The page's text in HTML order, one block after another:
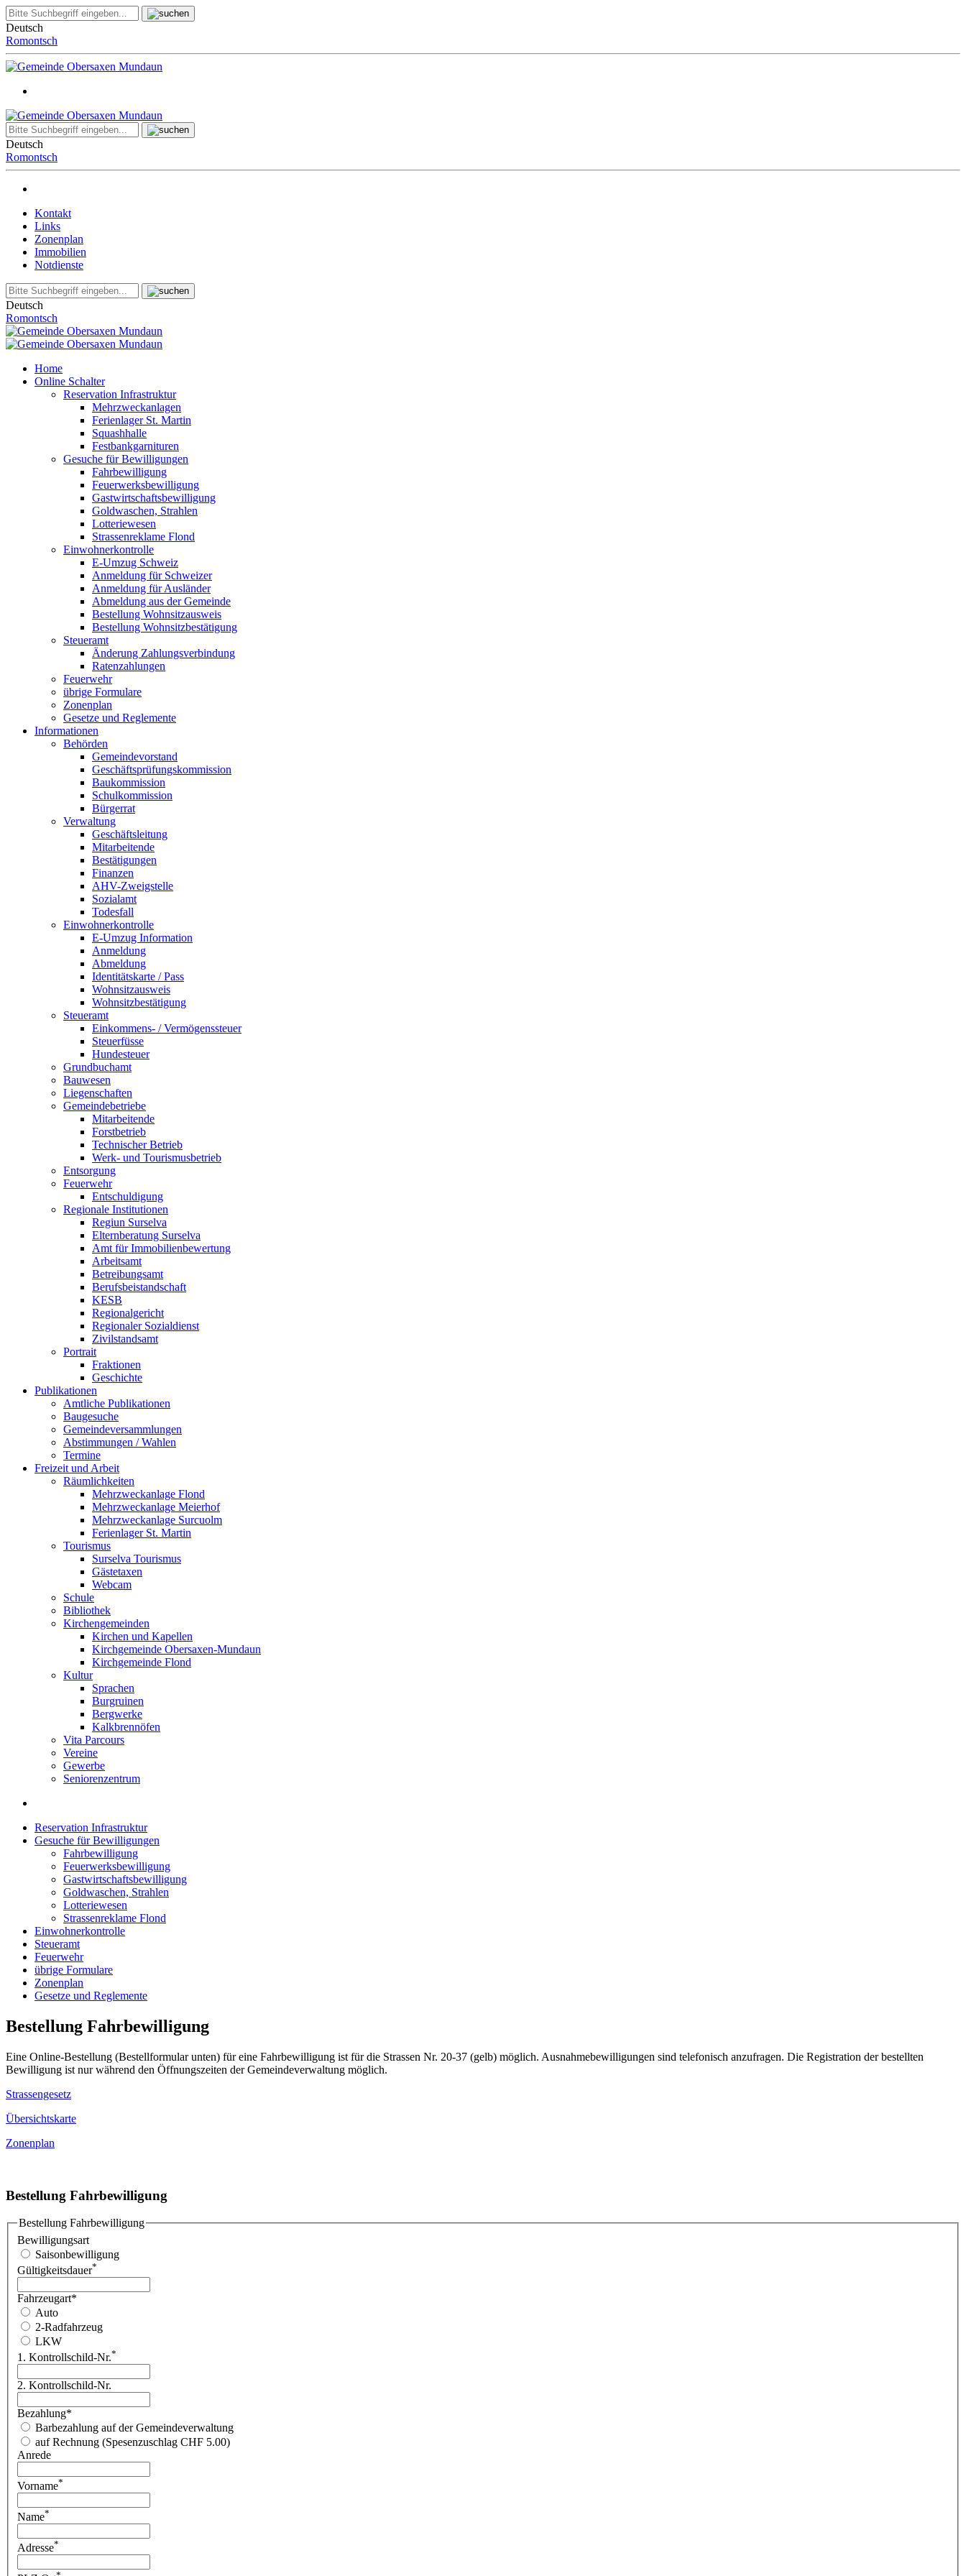
Deutsch
Romontsch
Deutsch
Romontsch
Kontakt
Links
Zonenplan
Immobilien
Notdienste
Deutsch
Romontsch
Home
Online Schalter
Reservation Infrastruktur
Mehrzweckanlagen
Ferienlager St. Martin
Squashhalle
Festbankgarnituren
Gesuche für Bewilligungen
Fahrbewilligung
Feuerwerksbewilligung
Gastwirtschaftsbewilligung
Goldwaschen, Strahlen
Lotteriewesen
Strassenreklame Flond
Einwohnerkontrolle
E-Umzug Schweiz
Anmeldung für Schweizer
Anmeldung für Ausländer
Abmeldung aus der Gemeinde
Bestellung Wohnsitzausweis
Bestellung Wohnsitzbestätigung
Steueramt
Änderung Zahlungsverbindung
Ratenzahlungen
Feuerwehr
übrige Formulare
Zonenplan
Gesetze und Reglemente
Informationen
Behörden
Gemeindevorstand
Geschäftsprüfungskommission
Baukommission
Schulkommission
Bürgerrat
Verwaltung
Geschäftsleitung
Mitarbeitende
Bestätigungen
Finanzen
AHV-Zweigstelle
Sozialamt
Todesfall
Einwohnerkontrolle
E-Umzug Information
Anmeldung
Abmeldung
Identitätskarte / Pass
Wohnsitzausweis
Wohnsitzbestätigung
Steueramt
Einkommens- / Vermögenssteuer
Steuerfüsse
Hundesteuer
Grundbuchamt
Bauwesen
Liegenschaften
Gemeindebetriebe
Mitarbeitende
Forstbetrieb
Technischer Betrieb
Werk- und Tourismusbetrieb
Entsorgung
Feuerwehr
Entschuldigung
Regionale Institutionen
Regiun Surselva
Elternberatung Surselva
Amt für Immobilienbewertung
Arbeitsamt
Betreibungsamt
Berufsbeistandschaft
KESB
Regionalgericht
Regionaler Sozialdienst
Zivilstandsamt
Portrait
Fraktionen
Geschichte
Publikationen
Amtliche Publikationen
Baugesuche
Gemeindeversammlungen
Abstimmungen / Wahlen
Termine
Freizeit und Arbeit
Räumlichkeiten
Mehrzweckanlage Flond
Mehrzweckanlage Meierhof
Mehrzweckanlage Surcuolm
Ferienlager St. Martin
Tourismus
Surselva Tourismus
Gästetaxen
Webcam
Schule
Bibliothek
Kirchengemeinden
Kirchen und Kapellen
Kirchgemeinde Obersaxen-Mundaun
Kirchgemeinde Flond
Kultur
Sprachen
Burgruinen
Bergwerke
Kalkbrennöfen
Vita Parcours
Vereine
Gewerbe
Seniorenzentrum
Reservation Infrastruktur
Gesuche für Bewilligungen
Fahrbewilligung
Feuerwerksbewilligung
Gastwirtschaftsbewilligung
Goldwaschen, Strahlen
Lotteriewesen
Strassenreklame Flond
Einwohnerkontrolle
Steueramt
Feuerwehr
übrige Formulare
Zonenplan
Gesetze und Reglemente
Bestellung Fahrbewilligung
Eine Online-Bestellung (Bestellformular unten) für eine Fahrbewilligung ist für die Strassen Nr. 20-37 (gelb) möglich. Ausnahmebewilligungen sind telefonisch anzufragen. Die Registration der bestellten
Bewilligung ist nur während den Öffnungszeiten der Gemeindeverwaltung möglich.
Strassengesetz
Übersichtskarte
Zonenplan
Bestellung Fahrbewilligung
Bestellung Fahrbewilligung
Bewilligungsart
Saisonbewilligung
Gültigkeitsdauer*
Fahrzeugart*
Auto
2-Radfahrzeug
LKW
1. Kontrollschild-Nr.*
2. Kontrollschild-Nr.
Bezahlung*
Barbezahlung auf der Gemeindeverwaltung
auf Rechnung (Spesenzuschlag CHF 5.00)
Anrede
Vorname*
Name*
Adresse*